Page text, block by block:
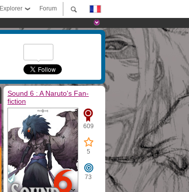
Forum
Explorer
Sound 6 : A Naruto's Fan-
fiction
609
5
73